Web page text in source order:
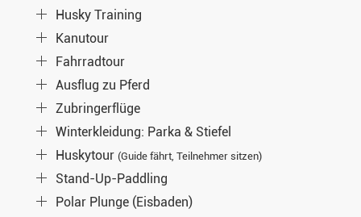
Husky Training
Kanutour
Fahrradtour
Ausflug zu Pferd
Zubringerflüge
Winterkleidung: Parka & Stiefel
Huskytour (Guide fährt, Teilnehmer sitzen)
Stand-Up-Paddling
Polar Plunge (Eisbaden)